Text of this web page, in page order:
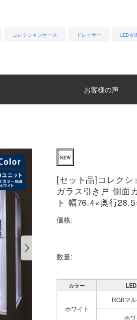
コレクションケース ドレッサー LED女
お客様の声
[セット品]コレクシ
ガラス引き戸 側面
ト 幅76.4×奥行
価格:
数量:
カラー
ホワイト
RGBマ
ホ